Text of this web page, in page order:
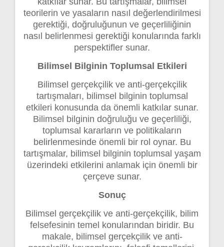
teorilerin ve yasaların nasıl değerlendirilmesi
gerektiği, doğruluğunun ve geçerliliğinin
nasıl belirlenmesi gerektiği konularında farklı
perspektifler sunar.
Bilimsel Bilginin Toplumsal Etkileri
Bilimsel gerçekçilik ve anti-gerçekçilik
tartışmaları, bilimsel bilginin toplumsal
etkileri konusunda da önemli katkılar sunar.
Bilimsel bilginin doğruluğu ve geçerliliği,
toplumsal kararların ve politikaların
belirlenmesinde önemli bir rol oynar. Bu
tartışmalar, bilimsel bilginin toplumsal yaşam
üzerindeki etkilerini anlamak için önemli bir
çerçeve sunar.
Sonuç
Bilimsel gerçekçilik ve anti-gerçekçilik, bilim
felsefesinin temel konularından biridir. Bu
makale, bilimsel gerçekçilik ve anti-